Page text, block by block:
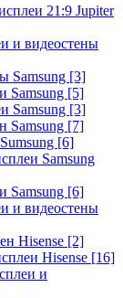
21:9 Jupiter
и видеостены
Samsung [3]
Samsung [5]
Samsung [3]
Samsung [7]
[6]
Samsung
Samsung [6]
и видеостены
Hisense [2]
Hisense [16]
и